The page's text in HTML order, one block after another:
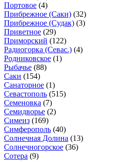
Портовое (4)
Прибрежное (Саки) (32)
Прибрежное (Судак) (3)
Приветное (29)
Приморский (122)
Радиогорка (Севас.) (4)
Родниковское (1)
Рыбачье (88)
Саки (154)
Санаторное (1)
Севастополь (515)
Семеновка (7)
Семидворье (2)
Симеиз (169)
Симферополь (40)
Солнечная Долина (13)
Солнечногорское (36)
Сотера (9)